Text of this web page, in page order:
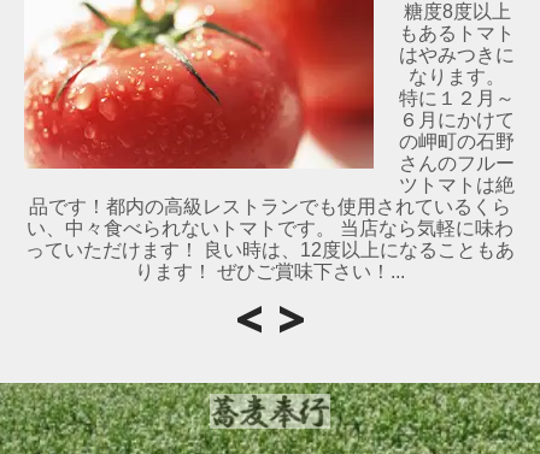
糖度8度以上
もあるトマト
はやみつきに
なります。
特に１２月～
６月にかけて
の岬町の石野
さんのフルー
ツトマトは絶
品です！都内の高級レストランでも使用されているくら
い、中々食べられないトマトです。 当店なら気軽に味わ
っていただけます！ 良い時は、12度以上になることもあ
ります！ ぜひご賞味下さい！...